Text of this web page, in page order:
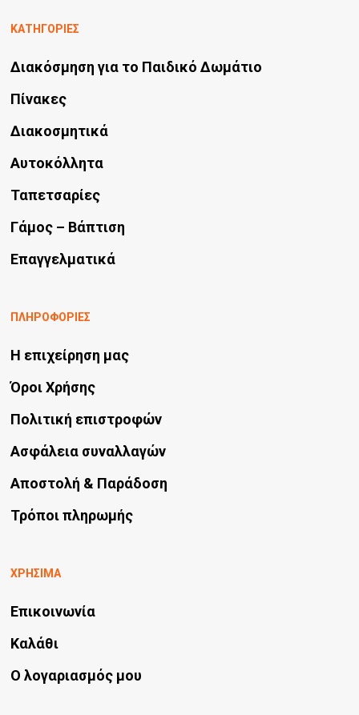
μπορούν
σελίδα
του
προϊόντος
ΚΑΤΗΓΟΡΙΕΣ
Διακόσμηση για το Παιδικό Δωμάτιο
Πίνακες
Διακοσμητικά
Αυτοκόλλητα
Ταπετσαρίες
Γάμος – Βάπτιση
Επαγγελματικά
ΠΛΗΡΟΦΟΡΙΕΣ
Η επιχείρηση μας
Όροι Χρήσης
Πολιτική επιστροφών
Ασφάλεια συναλλαγών
Αποστολή & Παράδοση
Τρόποι πληρωμής
ΧΡΗΣΙΜΑ
Επικοινωνία
Καλάθι
Ο λογαριασμός μου